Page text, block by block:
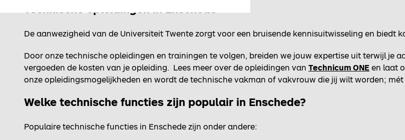
De aanwezigheid van de Universiteit Twente zorgt voor een bruisende kennisuitwisseling en biedt
Door onze technische opleidingen en trainingen te volgen, breiden we jouw expertise uit terwijl je
vergoeden de kosten van je opleiding. Lees meer over de opleidingen van Technicum ONE en laat
onze opleidingsmogelijkheden en wordt de technische vakman of vakvrouw die jij wilt worden;
Welke technische functies zijn populair in Enschede?
Populaire technische functies in Enschede zijn onder andere: